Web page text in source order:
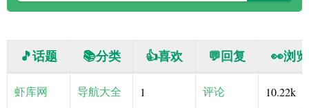
字
🎵话题 📚分类 👍喜欢 💬回复 👀浏览
虾库网 导航大全 1 评论 10.22k